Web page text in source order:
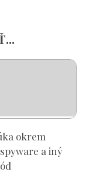
okrem
a iný